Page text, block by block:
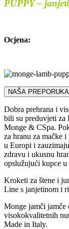
PUPPY –
Ocjena:
NAŠA PREPORUKA
Dobra prehrana i
bili su preduvjeti za
Monge & CSpa.
za hranu za mačke
u Europi i
zdravu i ukusnu
opslužujući kupce u
Kroketi za štene i
Line s janjetinom i
Monge jamči jamče
visokokvalitetnih
Made in Italy.